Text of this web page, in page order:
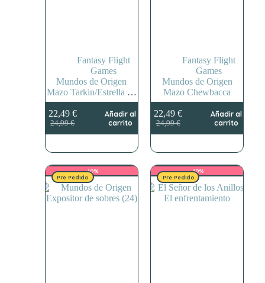
Fantasy Flight
Games
Mundos de Origen
Mazo Tarkin/Estrella de
la muerte
24,99€
El
precio
era:
24,99 €.
22,49 €
El
precio
es:
22,49 €.
Añadir al
carrito
Fantasy Flight
Games
Mundos de Origen
Mazo Chewbacca
24,99€
El
precio
era:
24,99 €.
22,49€
El
precio
es:
22,49 €.
Añadir al
carrito
Pre Pedido
-10%
Pre Pedido
-10%